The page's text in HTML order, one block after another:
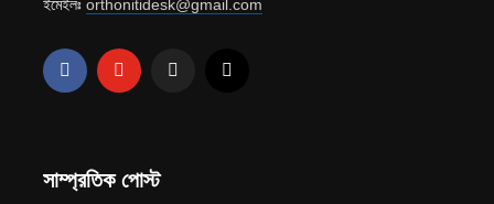
ইমেইলঃ orthonitidesk@gmail.com
সাম্প্রতিক পোস্ট